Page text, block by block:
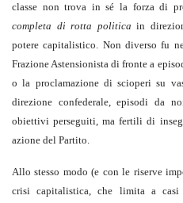
classe non trova in sé la forza di
completa di rotta politica in
potere capitalistico. Non diverso fu
Frazione Astensionista di fronte a
o la proclamazione di scioperi su
direzione confederale, episodi da
obiettivi perseguiti, ma fertili di
azione del Partito.
Allo stesso modo (e con le riserve
crisi capitalistica, che limita a